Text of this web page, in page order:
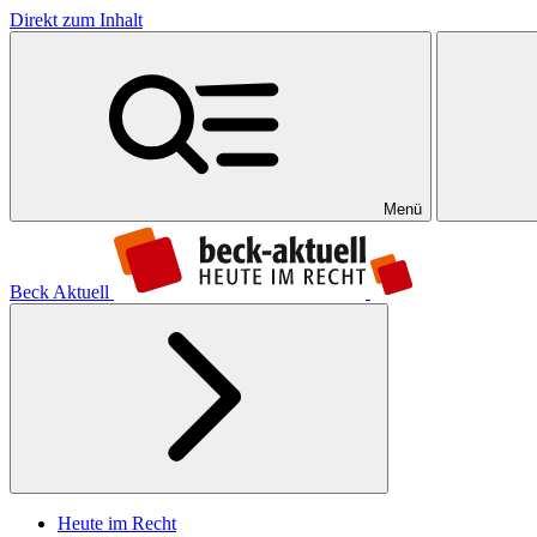
Direkt zum Inhalt
Menü
Beck Aktuell
Heute im Recht